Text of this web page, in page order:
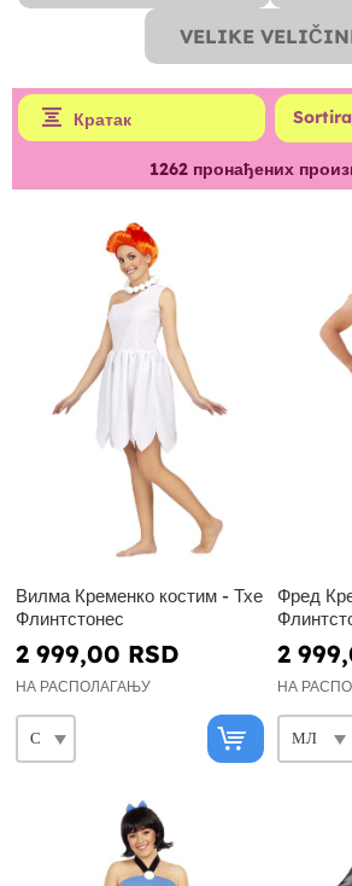
VELIKE
Кратак
1262пронађених
Вилма Кременко костим - Тхе
Флинтстонес
2 999,00 RSD
НА РАСПОЛАГАЊУ
Фред
2
НА